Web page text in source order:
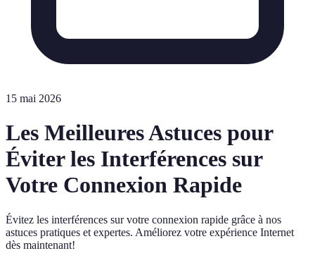
15 mai 2026
Les Meilleures Astuces pour
Éviter les Interférences sur
Votre Connexion Rapide
Évitez les interférences sur votre connexion rapide grâce à nos
astuces pratiques et expertes. Améliorez votre expérience Internet
dès maintenant!